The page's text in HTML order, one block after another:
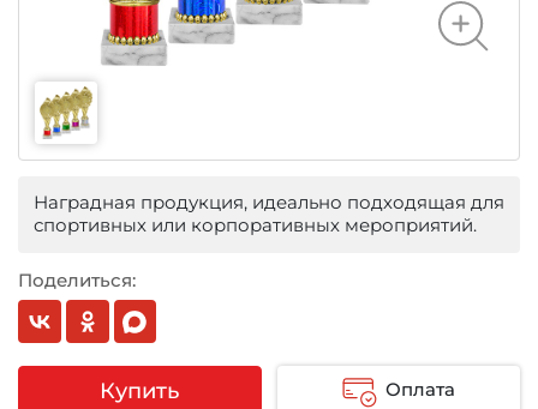
Наградная продукция, идеально подходящая для
спортивных или корпоративных мероприятий.
Поделиться:
Купить Оплата